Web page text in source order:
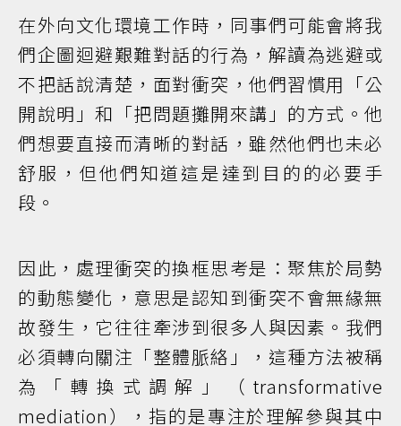
在外向文化環境工作時，同事們可能會將我
們企圖迴避艱難對話的行為，解讀為逃避或
不把話說清楚，面對衝突，他們習慣用「公
開說明」和「把問題攤開來講」的方式。他
們想要直接而清晰的對話，雖然他們也未必
舒服，但他們知道這是達到目的的必要手
段。
因此，處理衝突的換框思考是：聚焦於局勢
的動態變化，意思是認知到衝突不會無緣無
故發生，它往往牽涉到很多人與因素。我們
必須轉向關注「整體脈絡」，這種方法被稱
為「轉換式調解」（transformative
mediation），指的是專注於理解參與其中